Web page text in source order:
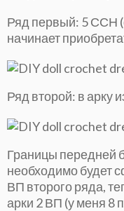
Ряд первый: 5 ССН
начинает
Ряд второй: в арку
Границы передней
необходимо будет
ВП второго ряда,
арки 2 ВП (у меня 8